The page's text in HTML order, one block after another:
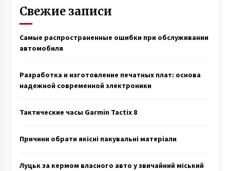
Свежие записи
Самые распространенные ошибки при обслуживании
автомобиля
Разработка и изготовление печатных плат: основа
надежной современной электроники
Тактические часы Garmin Tactix 8
Причини обрати якісні пакувальні матеріали
Луцьк за кермом власного авто у звичайний міський